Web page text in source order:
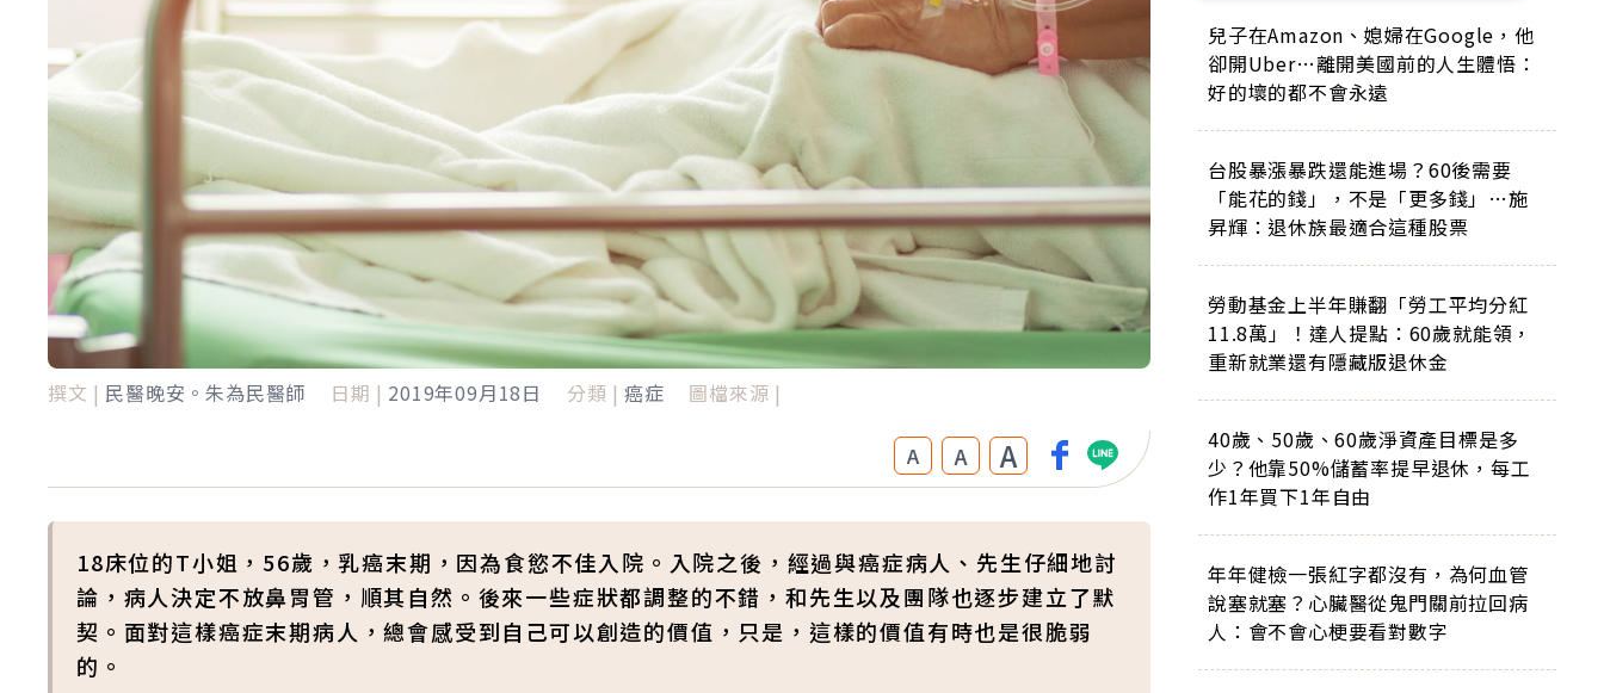
撰文 | 民醫晚安。朱為民醫師 日期 | 2019年09月18日 分類 | 癌症 圖檔來源 |
A A A
18床位的T小姐，56歲，乳癌末期，因為食慾不佳入院。入院之後，經過與癌症病人、先生仔細地討
論，病人決定不放鼻胃管，順其自然。後來一些症狀都調整的不錯，和先生以及團隊也逐步建立了默
契。面對這樣癌症末期病人，總會感受到自己可以創造的價值，只是，這樣的價值有時也是很脆弱
的。
兒子在Amazon、媳婦在Google，他
卻開Uber…離開美國前的人生體悟：
好的壞的都不會永遠
台股暴漲暴跌還能進場？60後需要
「能花的錢」，不是「更多錢」…施
昇輝：退休族最適合這種股票
勞動基金上半年賺翻「勞工平均分紅
11.8萬」！達人提點：60歲就能領，
重新就業還有隱藏版退休金
40歲、50歲、60歲淨資產目標是多
少？他靠50%儲蓄率提早退休，每工
作1年買下1年自由
年年健檢一張紅字都沒有，為何血管
說塞就塞？心臟醫從鬼門關前拉回病
人：會不會心梗要看對數字